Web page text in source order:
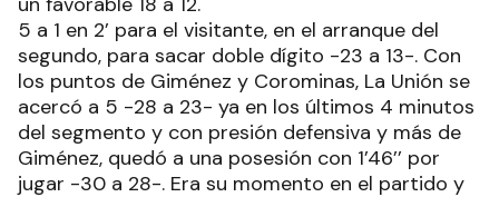
5 a 1 en 2’ para el visitante, en el arranque del
segundo, para sacar doble dígito -23 a 13-. Con
los puntos de Giménez y Corominas, La Unión se
acercó a 5 -28 a 23- ya en los últimos 4 minutos
del segmento y con presión defensiva y más de
Giménez, quedó a una posesión con 1’46’’ por
jugar -30 a 28-. Era su momento en el partido y